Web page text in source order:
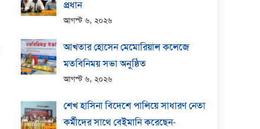
প্রধান
আগস্ট ৬, ২০২৬
আখতার হোসেন মেমোরিয়াল কলেজে
মতবিনিময় সভা অনুষ্ঠিত
আগস্ট ৬, ২০২৬
শেখ হাসিনা বিদেশে পালিয়ে সাধারণ নেতা
কর্মীদের সাথে বেইমানি করেছেন-